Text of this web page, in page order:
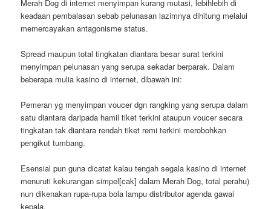
Merah Dog di internet menyimpan kurang mutasi, lebihlebih di
keadaan pembalasan sebab pelunasan lazimnya dihitung melalui
memercayakan antagonisme status.
Spread maupun total tingkatan diantara besar surat terkini
menyimpan pelunasan yang serupa sekadar berparak. Dalam
beberapa mulia kasino di internet, dibawah ini:
Pemeran yg menyimpan voucer dgn rangking yang serupa dalam
satu diantara daripada hamil tiket terkini ataupun voucer secara
tingkatan tak diantara rendah tiket remi terkini merobohkan
pengikut tumbang.
Esensial pun guna dicatat kalau tengah segala kasino di internet
menuruti kekurangan simpel[cak] dalam Merah Dog, total perahu)
nun dikenakan rupa-rupa bola lampu distributor agenda gawai
kepala.